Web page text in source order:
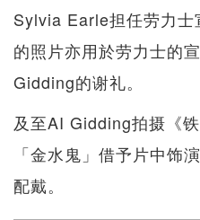
Sylvia Earle担任劳力士
的照片亦用於劳力士的
Gidding的谢礼。
及至AI Gidding拍摄《
「金水鬼」借予片中饰
配戴。